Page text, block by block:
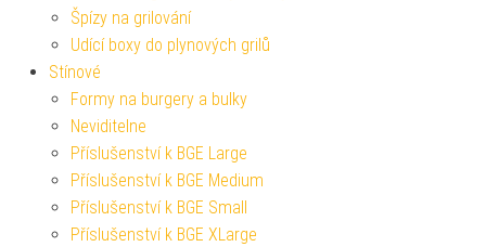
Špízy na grilování
Udící boxy do plynových grilů
Stínové
Formy na burgery a bulky
Neviditelne
Příslušenství k BGE Large
Příslušenství k BGE Medium
Příslušenství k BGE Small
Příslušenství k BGE XLarge